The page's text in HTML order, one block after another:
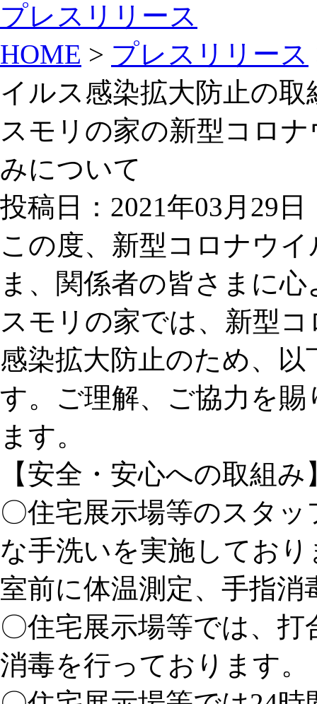
プレスリリース
HOME > プレスリリース
イルス感染拡大防止の
スモリの家の新型コロ
みについて
投稿日：2021年03月29日
この度、新型コロナウ
ま、関係者の皆さまに
スモリの家では、新型
感染拡大防止のため、
す。ご理解、ご協力を
ます。
【安全・安心への取組み
〇住宅展示場等のスタ
な手洗いを実施してお
室前に体温測定、手指
〇住宅展示場等では、
消毒を行っております。